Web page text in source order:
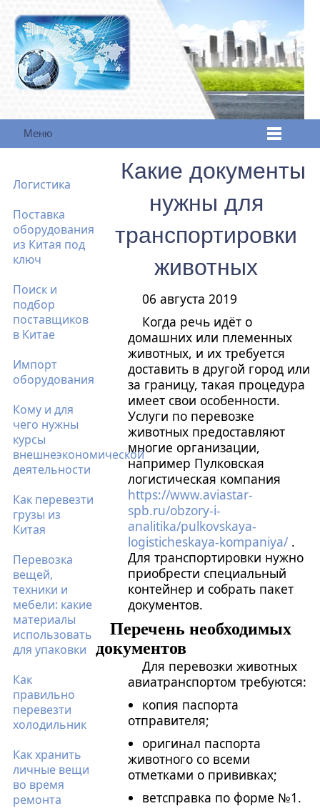
Меню
Логистика
Поставка
оборудования
из Китая под
ключ
Поиск и
подбор
поставщиков
в Китае
Импорт
оборудования
Кому и для
чего нужны
курсы
внешнеэкономической
деятельности
Как перевезти
грузы из
Китая
Перевозка
вещей,
техники и
мебели: какие
материалы
использовать
для упаковки
Как
правильно
перевезти
холодильник
Как хранить
личные вещи
во время
ремонта
Какие документы
нужны для
транспортировки
животных
06 августа 2019
Когда речь идёт о
домашних или племенных
животных, и их требуется
доставить в другой город или
за границу, такая процедура
имеет свои особенности.
Услуги по перевозке
животных предоставляют
многие организации,
например Пулковская
логистическая компания
https://www.aviastar-
spb.ru/obzory-i-
analitika/pulkovskaya-
logisticheskaya-kompaniya/ .
Для транспортировки нужно
приобрести специальный
контейнер и собрать пакет
документов.
Перечень необходимых
документов
Для перевозки животных
авиатранспортом требуются:
копия паспорта
отправителя;
оригинал паспорта
животного со всеми
отметками о прививках;
ветсправка по форме №1.